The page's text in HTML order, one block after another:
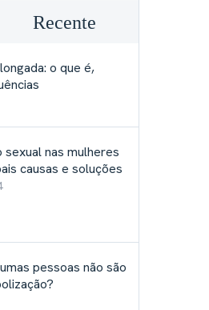
Recente
o que é,
sexual nas mulheres
causas e soluções
pessoas não são